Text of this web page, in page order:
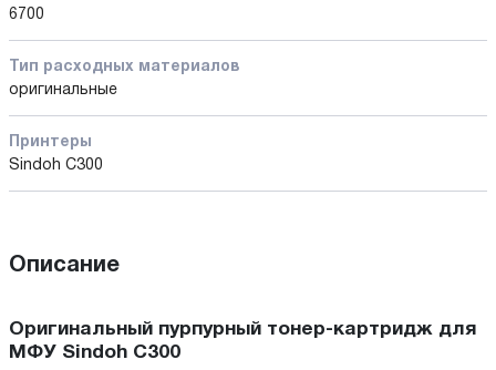
6700
Тип расходных материалов
оригинальные
Принтеры
Sindoh C300
Описание
Оригинальный пурпурный тонер-картридж для
МФУ Sindoh С300